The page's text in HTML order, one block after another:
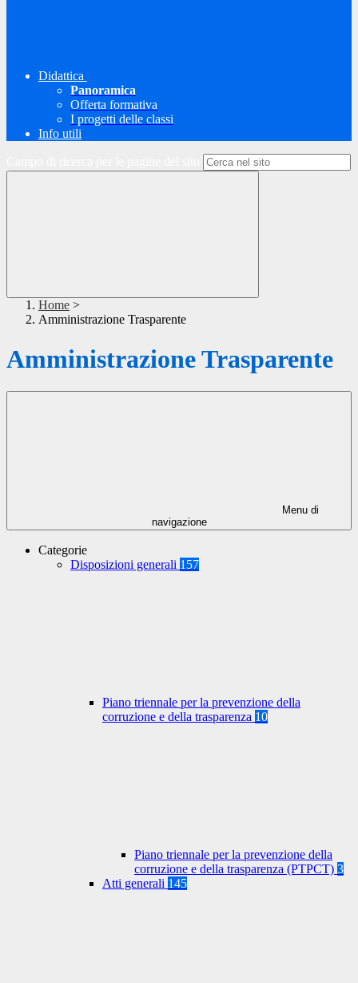
Didattica
Panoramica
Offerta formativa
I progetti delle classi
Info utili
Home >
Amministrazione Trasparente
Amministrazione Trasparente
Menu di
navigazione
Categorie
Disposizioni generali 157
Piano triennale per la prevenzione della
corruzione e della trasparenza 10
Piano triennale per la prevenzione della
corruzione e della trasparenza (PTPCT) 3
Atti generali 145